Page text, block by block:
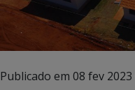
Publicado em 08 fev 2023